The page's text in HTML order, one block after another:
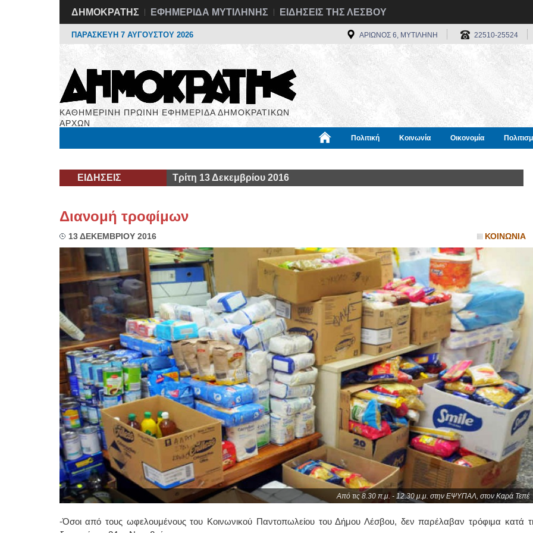
ΔΗΜΟΚΡΑΤΗΣ ΕΦΗΜΕΡΙΔΑ ΜΥΤΙΛΗΝΗΣ ΕΙΔΗΣΕΙΣ ΤΗΣ ΛΕΣΒΟΥ
ΠΑΡΑΣΚΕΥΗ 7 ΑΥΓΟΥΣΤΟΥ 2026 ΑΡΙΩΝΟΣ 6, ΜΥΤΙΛΗΝΗ 22510-25524
ΚΑΘΗΜΕΡΙΝΗ ΠΡΩΙΝΗ ΕΦΗΜΕΡΙΔΑ ΔΗΜΟΚΡΑΤΙΚΩΝ
ΑΡΧΩΝ
Πολιτική Κοινωνία Οικονομία
ΕΙΔΗΣΕΙΣ Τρίτη 13 Δεκεμβρίου 2016
Διανομή τροφίμων
13 ΔΕΚΕΜΒΡΙΟΥ 2016 ΚΟΙΝΩΝΙΑ
Από τις 8.30 π.μ. - 12.30 μ.μ. στην ΕΨΥΠΑΛ, στον Καρά Τεπέ
-Όσοι από τους ωφελουμένους του Κοινωνικού Παντοπωλείου του Δήμου Λέσβου, δεν παρέλαβαν τρόφιμα κατά